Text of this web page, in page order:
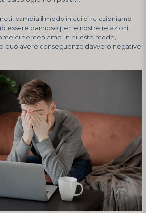
cambia il modo in cui ci relazioniamo
essere dannoso per le nostre relazioni
ci percepiamo. In questo modo,
può avere conseguenze davvero negative